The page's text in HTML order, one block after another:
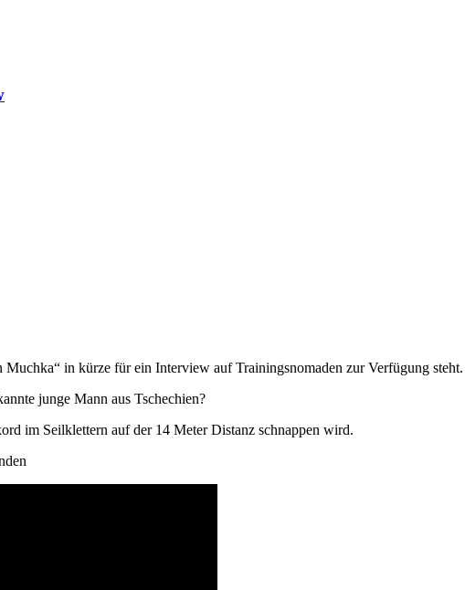
in kürze für ein Interview auf Trainingsnomaden zur Verfügung steht.
junge Mann aus Tschechien?
im Seilklettern auf der 14 Meter Distanz schnappen wird.